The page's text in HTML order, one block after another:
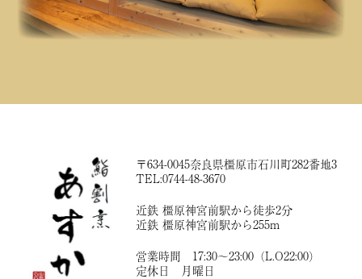
〒634-0045奈良県橿原市石川町282番地3
TEL:0744-48-3670
近鉄 橿原神宮前駅から徒歩2分
近鉄 橿原神宮前駅から255m
営業時間 17:30〜23:00（L.O22:00）
定休日 月曜日